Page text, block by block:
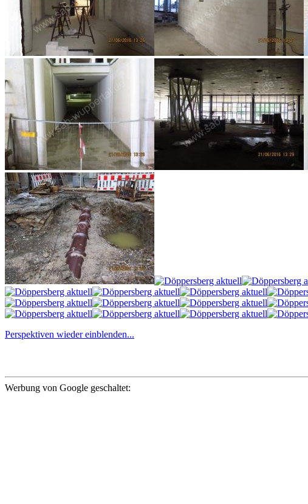
Perspektiven wieder einblenden...
Werbung von Google geschaltet: